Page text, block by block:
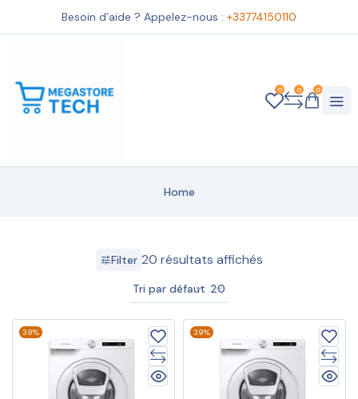
Besoin d’aide ? Appelez-nous : +33774150110
0 0 0
Home
Filter 20 résultats affichés
Tri par défaut 20
39% 39%